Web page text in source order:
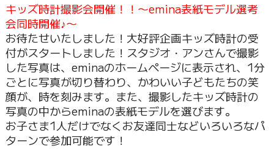
キッズ時計撮影会開催！！〜emina表紙モデル選考
会同時開催♪〜
お待たせいたしました！大好評企画キッズ時計の受
付がスタートしました！スタジオ・アンさんで撮影
した写真は、eminaのホームページに表示され、1分
ごとに写真が切り替わり、かわいい子どもたちの笑
顔が、時を刻みます。また、撮影したキッズ時計の
写真の中からeminaの表紙モデルを選びます。
お子さま1人だけでなくお友達同士などいろいろなパ
ターンで参加可能です！